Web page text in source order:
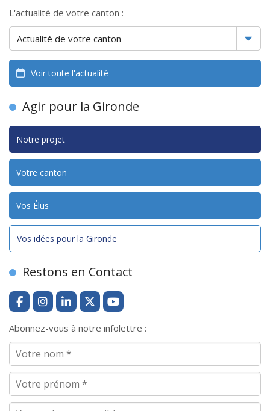
L'actualité de votre canton :
Voir toute l'actualité
Agir pour la Gironde
Notre projet
Votre canton
Vos Élus
Vos idées pour la Gironde
Restons en Contact
Abonnez-vous à notre infolettre :